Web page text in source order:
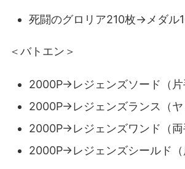
死闘のグロリア210枚→メダル
＜バトエン＞
2000P→レジェンズソード（片
2000P→レジェンズランス（ヤ
2000P→レジェンズワンド（両
2000P→レジェンズシールド（